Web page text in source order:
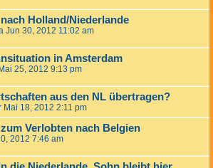
Holland/Niederlande
Jun 30, 2012 11:02 am
in Amsterdam
25, 2012 9:13 pm
aus den NL übertragen?
Mai 18, 2012 2:11 pm
Verlobten nach Belgien
2012 7:46 am